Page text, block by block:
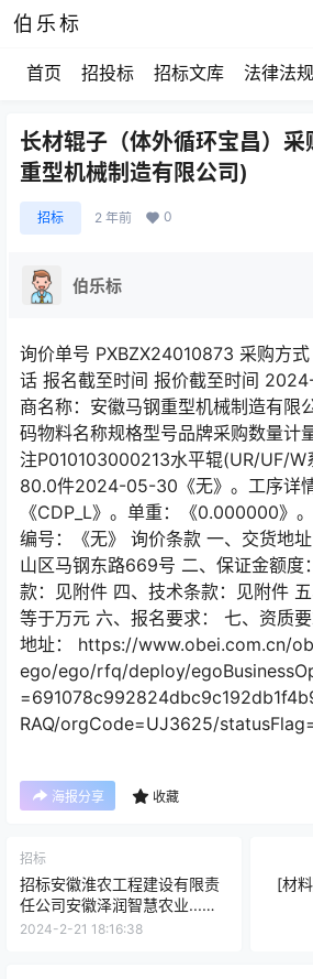
伯乐标
首页 招投标 招标文库 法律法规
长材辊子（体外循环宝昌）采
重型机械制造有限公司)
招标 2 年前 0
伯乐标
询价单号 PXBZX24010873 采购方
话 报名截至时间 报价截至时间
商名称：安徽马钢重型机械制造有限
码物料名称规格型号品牌采购数量计
注P010103000213水平辊(UR/UF/
80.0件2024-05-30《无》。工序详情
《CDP_L》。单重：《0.000000》
编号：《无》 询价条款 一、交货地
山区马钢东路669号 二、保证金额度
款：见附件 四、技术条款：见附件
等于万元 六、报名要求： 七、资质
地址： https://www.obei.com.cn/
ego/ego/rfq/deploy/
RAQ/orgCode=UJ3625/
海报分享 收藏
招标
招标安徽淮农工程建设有限责
任公司安徽泽润智慧农业...目
招标公告
2024-2-21 18:16:38
[材